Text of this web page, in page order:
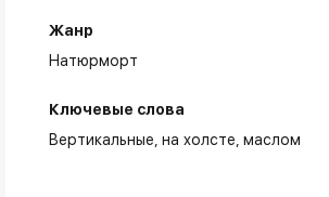
Жанр
Натюрморт
Ключевые слова
Вертикальные на холсте маслом